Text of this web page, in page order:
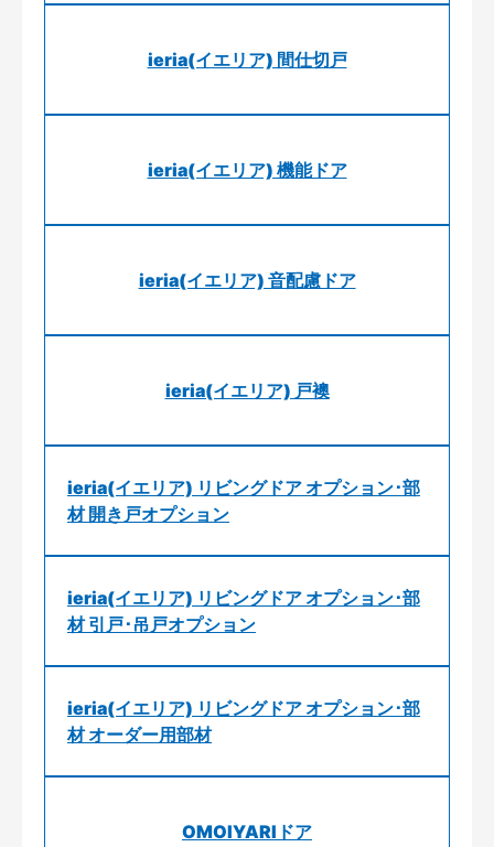
ieria(イエリア) 間仕切戸
ieria(イエリア) 機能ドア
ieria(イエリア) 音配慮ドア
ieria(イエリア) 戸襖
ieria(イエリア) リビングドア オプション･部
材 開き戸オプション
ieria(イエリア) リビングドア オプション･部
材 引戸･吊戸オプション
ieria(イエリア) リビングドア オプション･部
材 オーダー用部材
OMOIYARIドア